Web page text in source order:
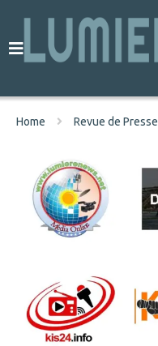
Home Revue de Presse